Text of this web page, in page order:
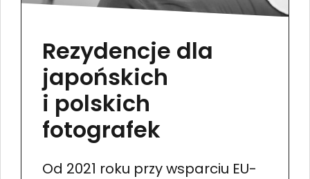
Rezydencje dla
japońskich
i polskich
fotografek
Od 2021 roku przy wsparciu EU-